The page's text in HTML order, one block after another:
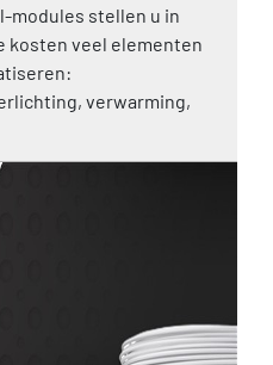
modules stellen u in
kosten veel elementen
verwarming,